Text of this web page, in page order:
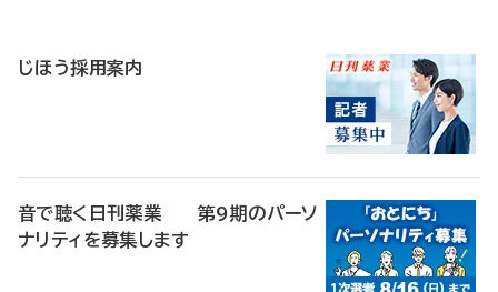
じほう採用案内
音で聴く日刊薬業 第9期のパーソ
ナリティを募集します